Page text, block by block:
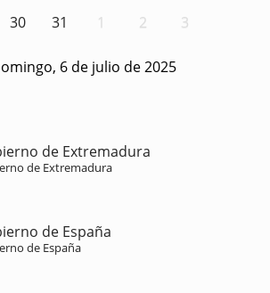
30 31 1 2 3
6 de julio de 2025
de Extremadura
de Extremadura
de España
de España